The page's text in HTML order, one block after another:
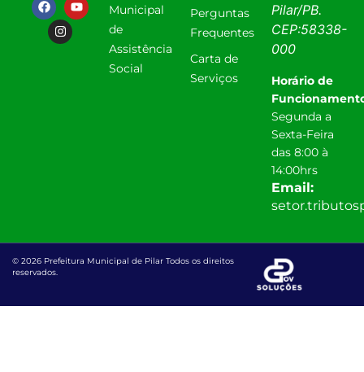
Municipal
de
Assistência
Social
Perguntas
Frequentes
Carta de
Serviços
Pilar/PB.
CEP:58338-
000
Horário de
Segunda a
Sexta-Feira
das 8:00 à
14:00hrs
Email:
© 2026 Prefeitura Municipal de Pilar Todos os direitos
reservados.